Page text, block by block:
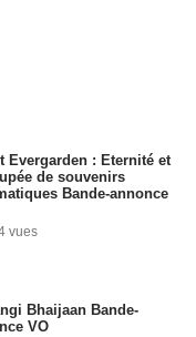
Evergarden : Eternité et
de souvenirs
Bande-annonce
vues
Bhaijaan Bande-
VO